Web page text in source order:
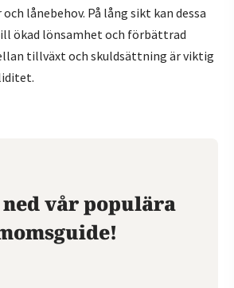
lånebehov. På lång sikt kan dessa
ökad lönsamhet och förbättrad
tillväxt och skuldsättning är viktig
vår populära